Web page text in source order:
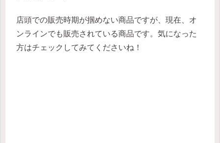
店頭での販売時期が掴めない商品ですが、現在、オ
ンラインでも販売されている商品です。 気になった
方はチェックしてみてくださいね！